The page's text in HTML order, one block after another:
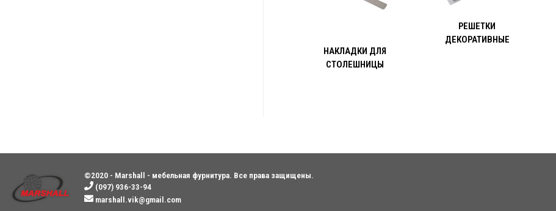
НАКЛАДКИ ДЛЯ
СТОЛЕШНИЦЫ
РЕШЕТКИ
ДЕКОРАТИВНЫЕ
©2020 - Marshall - мебельная фурнитура. Все права защищены.
(097) 936-33-94
marshall.vik@gmail.com